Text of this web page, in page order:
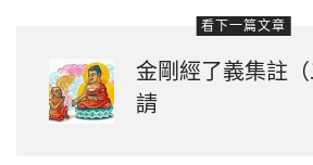
看下一篇文章
金剛經了義集註
請